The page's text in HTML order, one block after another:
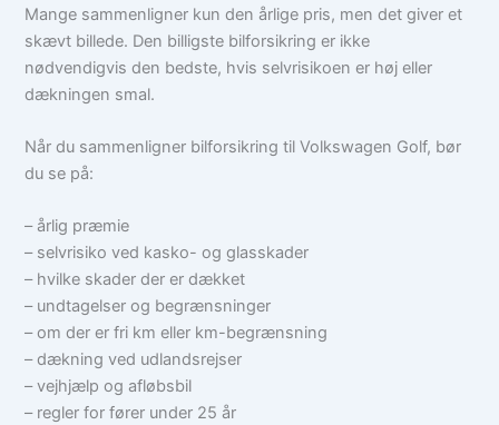
Mange sammenligner kun den årlige pris, men det giver et
skævt billede. Den billigste bilforsikring er ikke
nødvendigvis den bedste, hvis selvrisikoen er høj eller
dækningen smal.
Når du sammenligner bilforsikring til Volkswagen Golf, bør
du se på:
– årlig præmie
– selvrisiko ved kasko- og glasskader
– hvilke skader der er dækket
– undtagelser og begrænsninger
– om der er fri km eller km-begrænsning
– dækning ved udlandsrejser
– vejhjælp og afløbsbil
– regler for fører under 25 år